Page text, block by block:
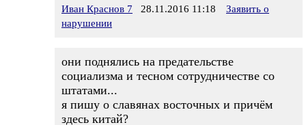
Иван Краснов 7 28.11.2016 11:18
Заявить о
нарушении
они поднялись на предательстве
социализма и тесном сотрудничестве со
штатами...
я пишу о славянах восточных и причём
здесь китай?